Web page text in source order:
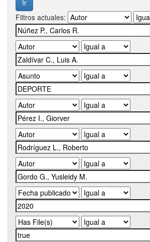
Filtros actuales: